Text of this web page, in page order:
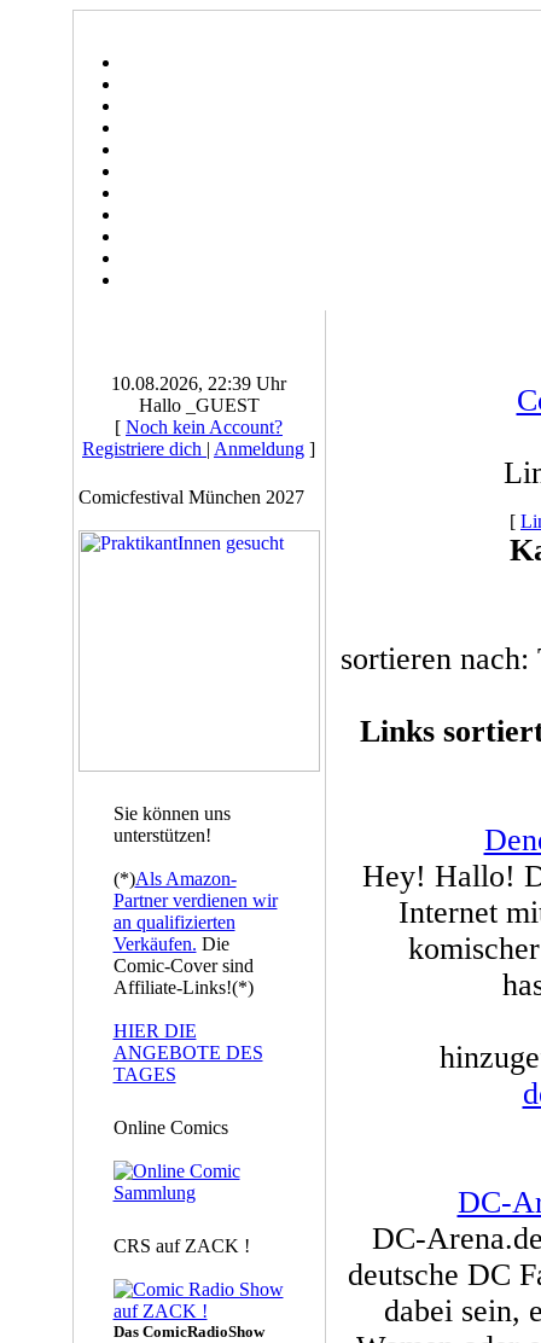
10.08.2026, 22:39 Uhr
Hallo _GUEST
[ Noch kein Account?
Registriere dich | Anmeldung ]
Comicfestival München 2027
Sie können uns
unterstützen!
(*)Als Amazon-
Partner verdienen wir
an qualifizierten
Verkäufen. Die
Comic-Cover sind
Affiliate-Links!(*)
HIER DIE
ANGEBOTE DES
TAGES
Online Comics
CRS auf ZACK !
Das ComicRadioShow
[
sortieren
Links
Hey! Hallo!
Internet
DC-
DC-
deutsche DC
dabei sein,